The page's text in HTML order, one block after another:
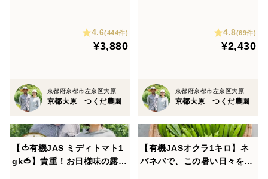
田大原で心を込めて大切に露
地栽培された大地の恵みたっ
4.6(444件)
¥3,880
京都府京都市左京区大原
京都大原 つくだ農園
ト【必ず５種類】いつでも旬
4.8(69件)
¥2,430
京都府京都市左京区大原
京都大原 つくだ農園
【🍅有機JAS ミディトマト1
gk🍅】貴重！お日様味の露地
【有機JASオクラ1キロ】ネ
バネバで、この暑い日々を乗